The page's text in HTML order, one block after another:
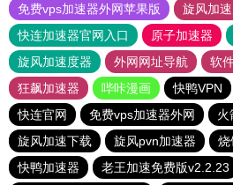
免费vps加速器外网苹果版
旋风加
快连加速器官网入口
原子加速器
旋风加速度器
外网网址导航 软
狂飙加速器
哔咔漫画 快鸭VPN
快连官网
免费vps加速器外网
火
旋风加速下载
旋风pvn加速器
烧
快鸭加速器
老王加速免费版v2.2.23